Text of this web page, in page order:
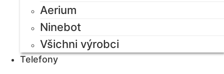
Aerium
Ninebot
Všichni výrobci
Telefony